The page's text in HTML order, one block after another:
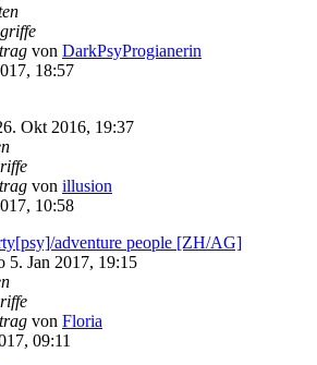
von DarkPsyProgianerin
18:57
Okt 2016, 19:37
von illusion
10:58
adventure people [ZH/AG]
5. Jan 2017, 19:15
von Floria
09:11